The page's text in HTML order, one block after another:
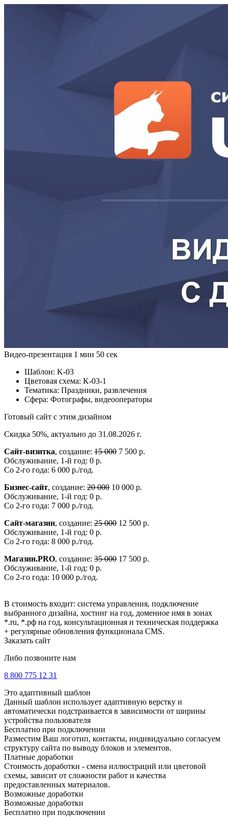
Видео-презентация 1 мин 50 сек
Шаблон: K-03
Цветовая схема: K-03-1
Тематика: Праздники, развлечения
Сфера: Фотографы, видеооператоры
Готовый сайт с этим дизайном
Скидка 50%, актуально до 31.08.2026 г.
Сайт-визитка, создание: 15 000 7 500 р.
Обслуживание, 1-й год: 0 р.
Со 2-го года: 6 000 р./год.
Бизнес-сайт, создание: 20 000 10 000 р.
Обслуживание, 1-й год: 0 р.
Со 2-го года: 7 000 р./год.
Сайт-магазин, создание: 25 000 12 500 р.
Обслуживание, 1-й год: 0 р.
Со 2-го года: 8 000 р./год.
Магазин.PRO, создание: 35 000 17 500 р.
Обслуживание, 1-й год: 0 р.
Со 2-го года: 10 000 р./год.
В стоимость входит: система управления, подключение
выбранного дизайна, хостинг на год, доменное имя в зонах
*.ru, *.рф на год, консультационная и техническая поддержка
+ регулярные обновления функционала CMS.
Заказать сайт
Либо позвоните нам
8 800 775 12 31
Это адаптивный шаблон
Данный шаблон использует адаптивную верстку и
автоматически подстраивается в зависимости от ширины
устройства пользователя
Бесплатно при подключении
Разместим Ваш логотип, контакты, индивидуально согласуем
структуру сайта по выводу блоков и элементов.
Платные доработки
Стоимость доработки - смена иллюстраций или цветовой
схемы, зависит от сложности работ и качества
предоставленных материалов.
Возможные доработки
Возможные доработки
Бесплатно при подключении